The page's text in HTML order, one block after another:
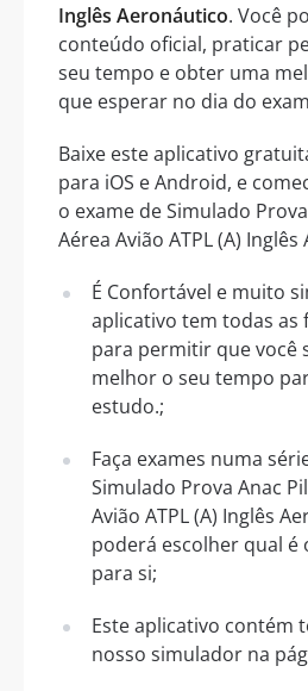
Inglês Aeronáutico. Você
conteúdo oficial, praticar
seu tempo e obter uma
que esperar no dia do
Baixe este aplicativo
para iOS e Android, e
o exame de Simulado
Aérea Avião ATPL (A)
É Confortável e muito
aplicativo tem todas as
para permitir que você
melhor o seu tempo
estudo.;
Faça exames numa
Simulado Prova Anac
Avião ATPL (A) Inglês
poderá escolher qual é
para si;
Este aplicativo contém
nosso simulador na